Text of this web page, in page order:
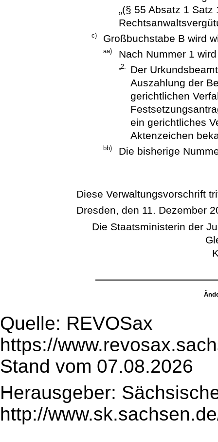
„(§ 55 Absatz 1 Satz
c) Großbuchstabe B wird
aa) Nach Nummer 1
„2.
Der
Auszahlung der
gerichtlichen
ein gerichtliches
Aktenzeichen
bb) Die bisherige
Diese Verwaltungsvorschrift
Dresden, den 11. Dezember
Die Staatsministerin der
Quelle: REVOSax
https://
Stand vom 07.08.2026
Herausgeber:
http://